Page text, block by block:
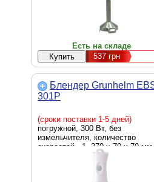
Есть на складе
537грн
Блендер Grunhelm
301P
(сроки поставки 1-5 дней)
погружной, 300 Вт, без
измельчителя, количество
скоростей - 1, 370 х 70 х 70 мм,